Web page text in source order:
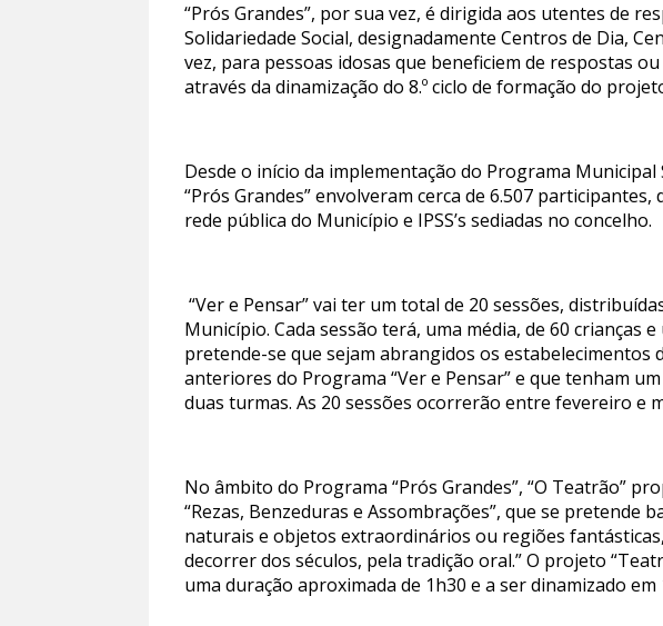
“Prós Grandes”, por sua vez, é dirigida aos utentes de
Solidariedade Social, designadamente Centros de Dia,
vez, para pessoas idosas que beneficiem de respostas
através da dinamização do 8.º ciclo de formação do
Desde o início da implementação do Programa
“Prós Grandes” envolveram cerca de 6.507
rede pública do Município e IPSS’s sediadas no concelho.
“Ver e Pensar” vai ter um total de 20 sessões,
Município. Cada sessão terá, uma média, de 60 crianças
pretende-se que sejam abrangidos os estabelecimentos
anteriores do Programa “Ver e Pensar” e que tenham
duas turmas. As 20 sessões ocorrerão entre fevereiro e
No âmbito do Programa “Prós Grandes”, “O Teatrão”
“Rezas, Benzeduras e Assombrações”, que se
naturais e objetos extraordinários ou regiões
decorrer dos séculos, pela tradição oral.” O projeto
uma duração aproximada de 1h30 e a ser dinamizado